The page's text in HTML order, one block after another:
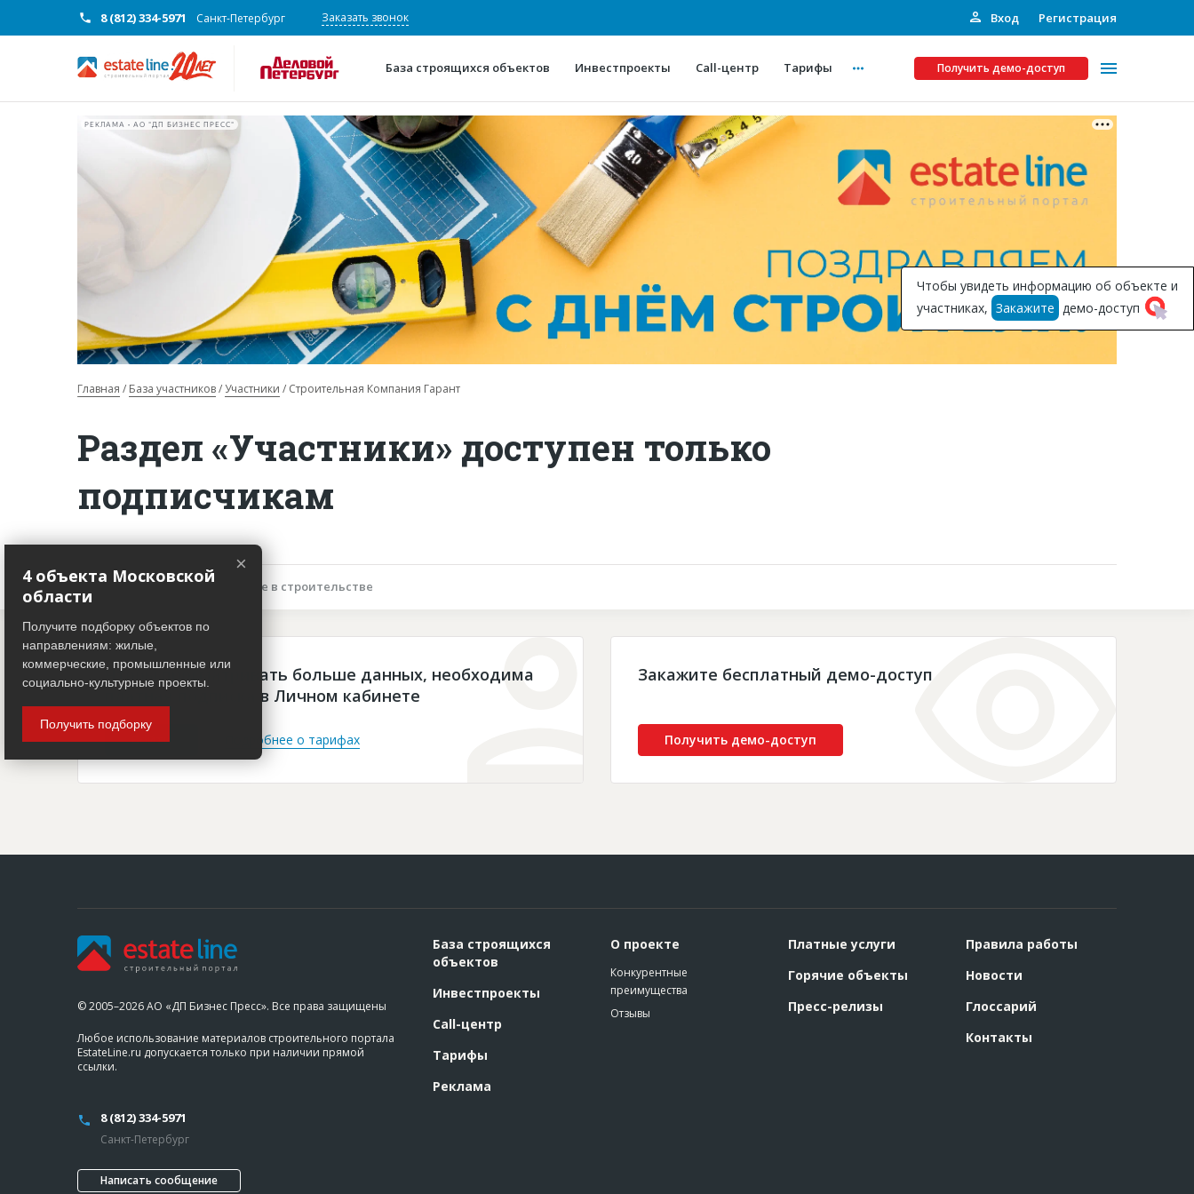
8 (812) 334-5971 Санкт-Петербург Заказать звонок Вход Регистрация
База строящихся объектов Инвестпроекты Call-центр Тарифы Получить демо-доступ
О проекте
Конкурентные преимущества
Горячие объекты
Глоссарий
Платные услуги
Рекламодателям
Инвестпроекты
Подписка на Базу
РЕКЛАМА • АО "ДП БИЗНЕС ПРЕСС"
Главная База участников Участники Строительная Компания Гарант
Раздел «Участники» доступен только
подписчикам
Описание объекта Участие в строительстве
Чтобы просматривать больше данных, необходима
платная подписка в Личном кабинете
Войти Подробнее о тарифах
Закажите бесплатный демо-доступ
Получить демо-доступ
Чтобы увидеть информацию об объекте и
участниках, Закажите демо-доступ
© 2005–2026 АО «ДП Бизнес Пресс». Все права защищены
Любое использование материалов строительного портала
EstateLine.ru допускается только при наличии прямой
ссылки.
8 (812) 334-5971
Санкт-Петербург
Написать сообщение
База строящихся
объектов
Инвестпроекты
Call-центр
Тарифы
Реклама
О проекте
Конкурентные
преимущества
Отзывы
Платные услуги
Горячие объекты
Пресс-релизы
Правила работы
Новости
Глоссарий
Контакты
×
4 объекта Московской
области
Получите подборку объектов по
направлениям: жилые,
коммерческие, промышленные или
социально-культурные проекты.
Получить подборку